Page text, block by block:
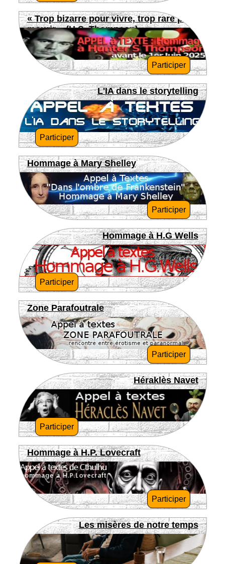
« Trop bizarre pour vivre, trop rare pour
mourir » (H.S. Thompson)
Participer
L'IA dans le storytelling
Participer
Hommage à Mary Shelley
Participer
Hommage à H.G Wells
Participer
Zone Parafoutrale
Participer
Héraklès Navet
Participer
Hommage à H.P. Lovecraft
Participer
Les misères de notre temps